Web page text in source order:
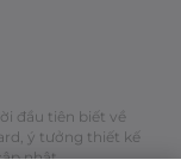
đầu tiên biết về
ý tưởng thiết kế